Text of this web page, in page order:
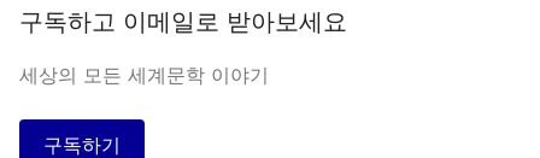
구독하고 이메일로 받아보세요
세상의 모든 세계문학 이야기
구독하기